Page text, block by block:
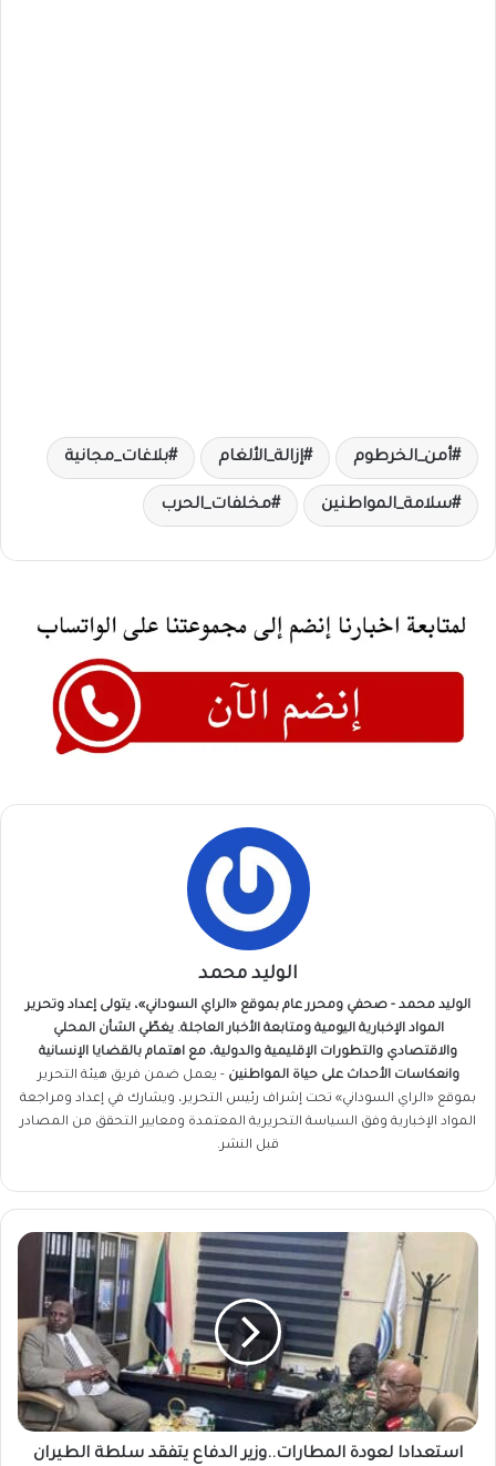
أمن_الخرطوم إزالة_الألغام بلاغات_مجانية
سلامة_المواطنين مخلفات_الحرب
الوليد محمد
الوليد محمد - صحفي ومحرر عام بموقع «الراي السوداني»، يتولى إعداد وتحرير
المواد الإخبارية اليومية ومتابعة الأخبار العاجلة. يغطّي الشأن المحلي
والاقتصادي والتطورات الإقليمية والدولية، مع اهتمام بالقضايا الإنسانية
وانعكاسات الأحداث على حياة المواطنين - يعمل ضمن فريق هيئة التحرير
بموقع «الراي السوداني» تحت إشراف رئيس التحرير، ويشارك في إعداد ومراجعة
المواد الإخبارية وفق السياسة التحريرية المعتمدة ومعايير التحقق من المصادر
قبل النشر.
استعدادا
المطارات..وزير
الدفاع
يتفقد
سلطة
الطيران
المدني
استعدادا لعودة المطارات..وزير الدفاع يتفقد سلطة الطيران